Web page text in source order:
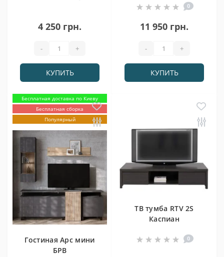
4 250 грн.
- +
КУПИТЬ
0
11 950 грн.
- +
КУПИТЬ
Бесплатная доставка по Киеву
Бесплатная сборка
Популярный
Гостиная Арс мини
БРВ
ТВ тумба RTV 2S
Каспиан
0